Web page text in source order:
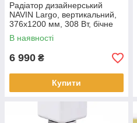
Радіатор дизайнерський
NAVIN Largo, вертикальний,
376x1200 мм, 308 Вт, бічне
підключення, білий
В наявності
6 990 ₴
Купити